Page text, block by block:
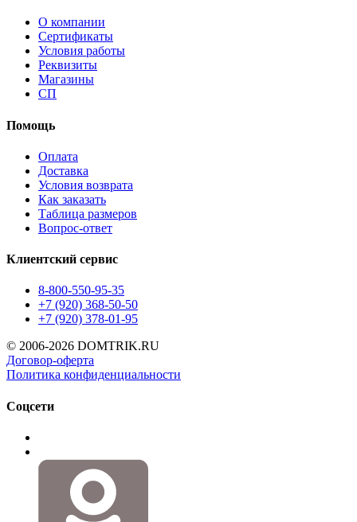
О компании
Сертификаты
Условия работы
Реквизиты
Магазины
СП
Помощь
Оплата
Доставка
Условия возврата
Как заказать
Таблица размеров
Вопрос-ответ
Клиентский сервис
8-800-550-95-35
+7 (920) 368-50-50
+7 (920) 378-01-95
© 2006-2026 DOMTRIK.RU
Договор-оферта
Политика конфиденциальности
Соцсети